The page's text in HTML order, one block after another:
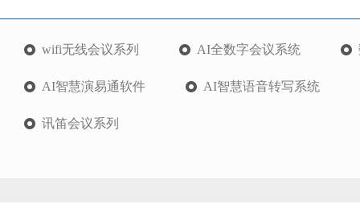
wifi无线会议系列 AI全数字会议系统
AI智慧演易通软件 AI智慧语音转写系统
讯笛会议系列